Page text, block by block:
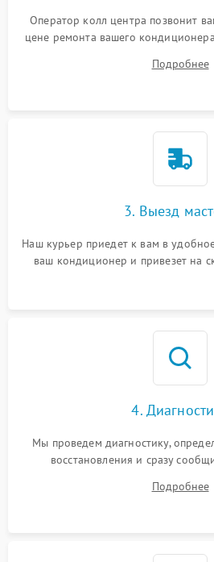
Оператор колл центра позвонит
цене ремонта вашего
Подробнее
3. Выезд
Наш курьер приедет к вам в
ваш кондиционер и привезет на
4.
Мы проведем диагностику,
восстановления и сразу
Подробнее